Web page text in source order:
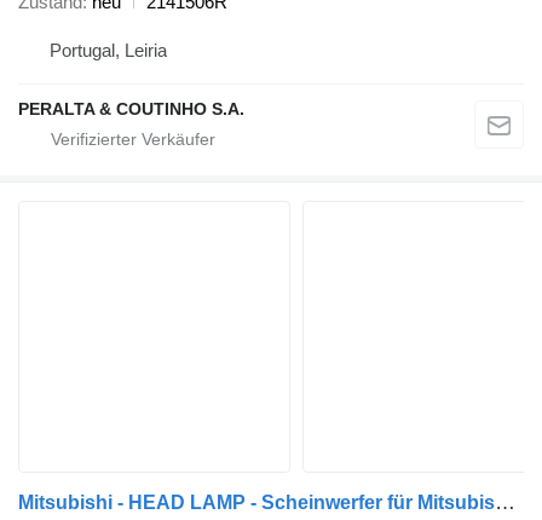
Portugal, Leiria
PERALTA & COUTINHO S.A.
Mitsubishi - HEAD LAMP - Scheinwerfer für Mitsubishi FUSO CANTER LKW